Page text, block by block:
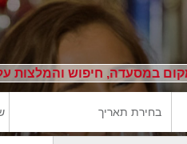
במסעדה, חיפוש והמלצות